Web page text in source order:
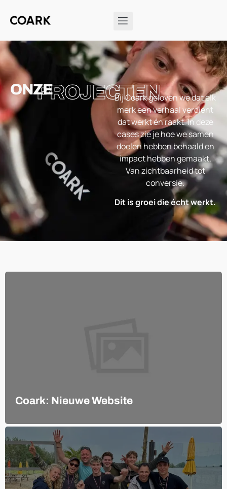
ONZEPROJECTENBij Coark geloven we dat elk
merk een verhaal verdient
dat werkt én raakt. In deze
cases zie je hoe we samen
doelen hebben behaald en
impact hebben gemaakt.
Van zichtbaarheid tot
conversie.
Dit is groei die écht werkt.
Coark: Nieuwe Website